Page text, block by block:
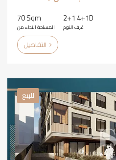
70 Sqm
المساحة ابتداء من
2+1 4+1D
غرف النوم
للبيع